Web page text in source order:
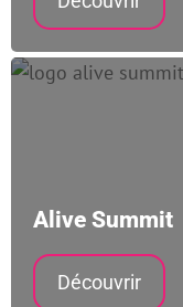
Alive Summit
Découvrir